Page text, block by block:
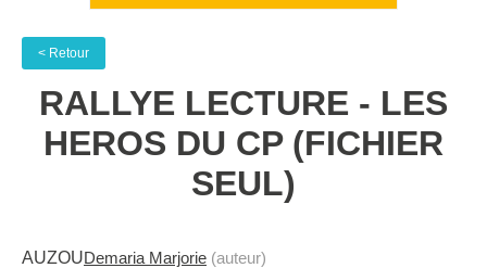
< Retour
RALLYE LECTURE - LES
HEROS DU CP (FICHIER
SEUL)
AUZOUDemaria Marjorie (auteur)